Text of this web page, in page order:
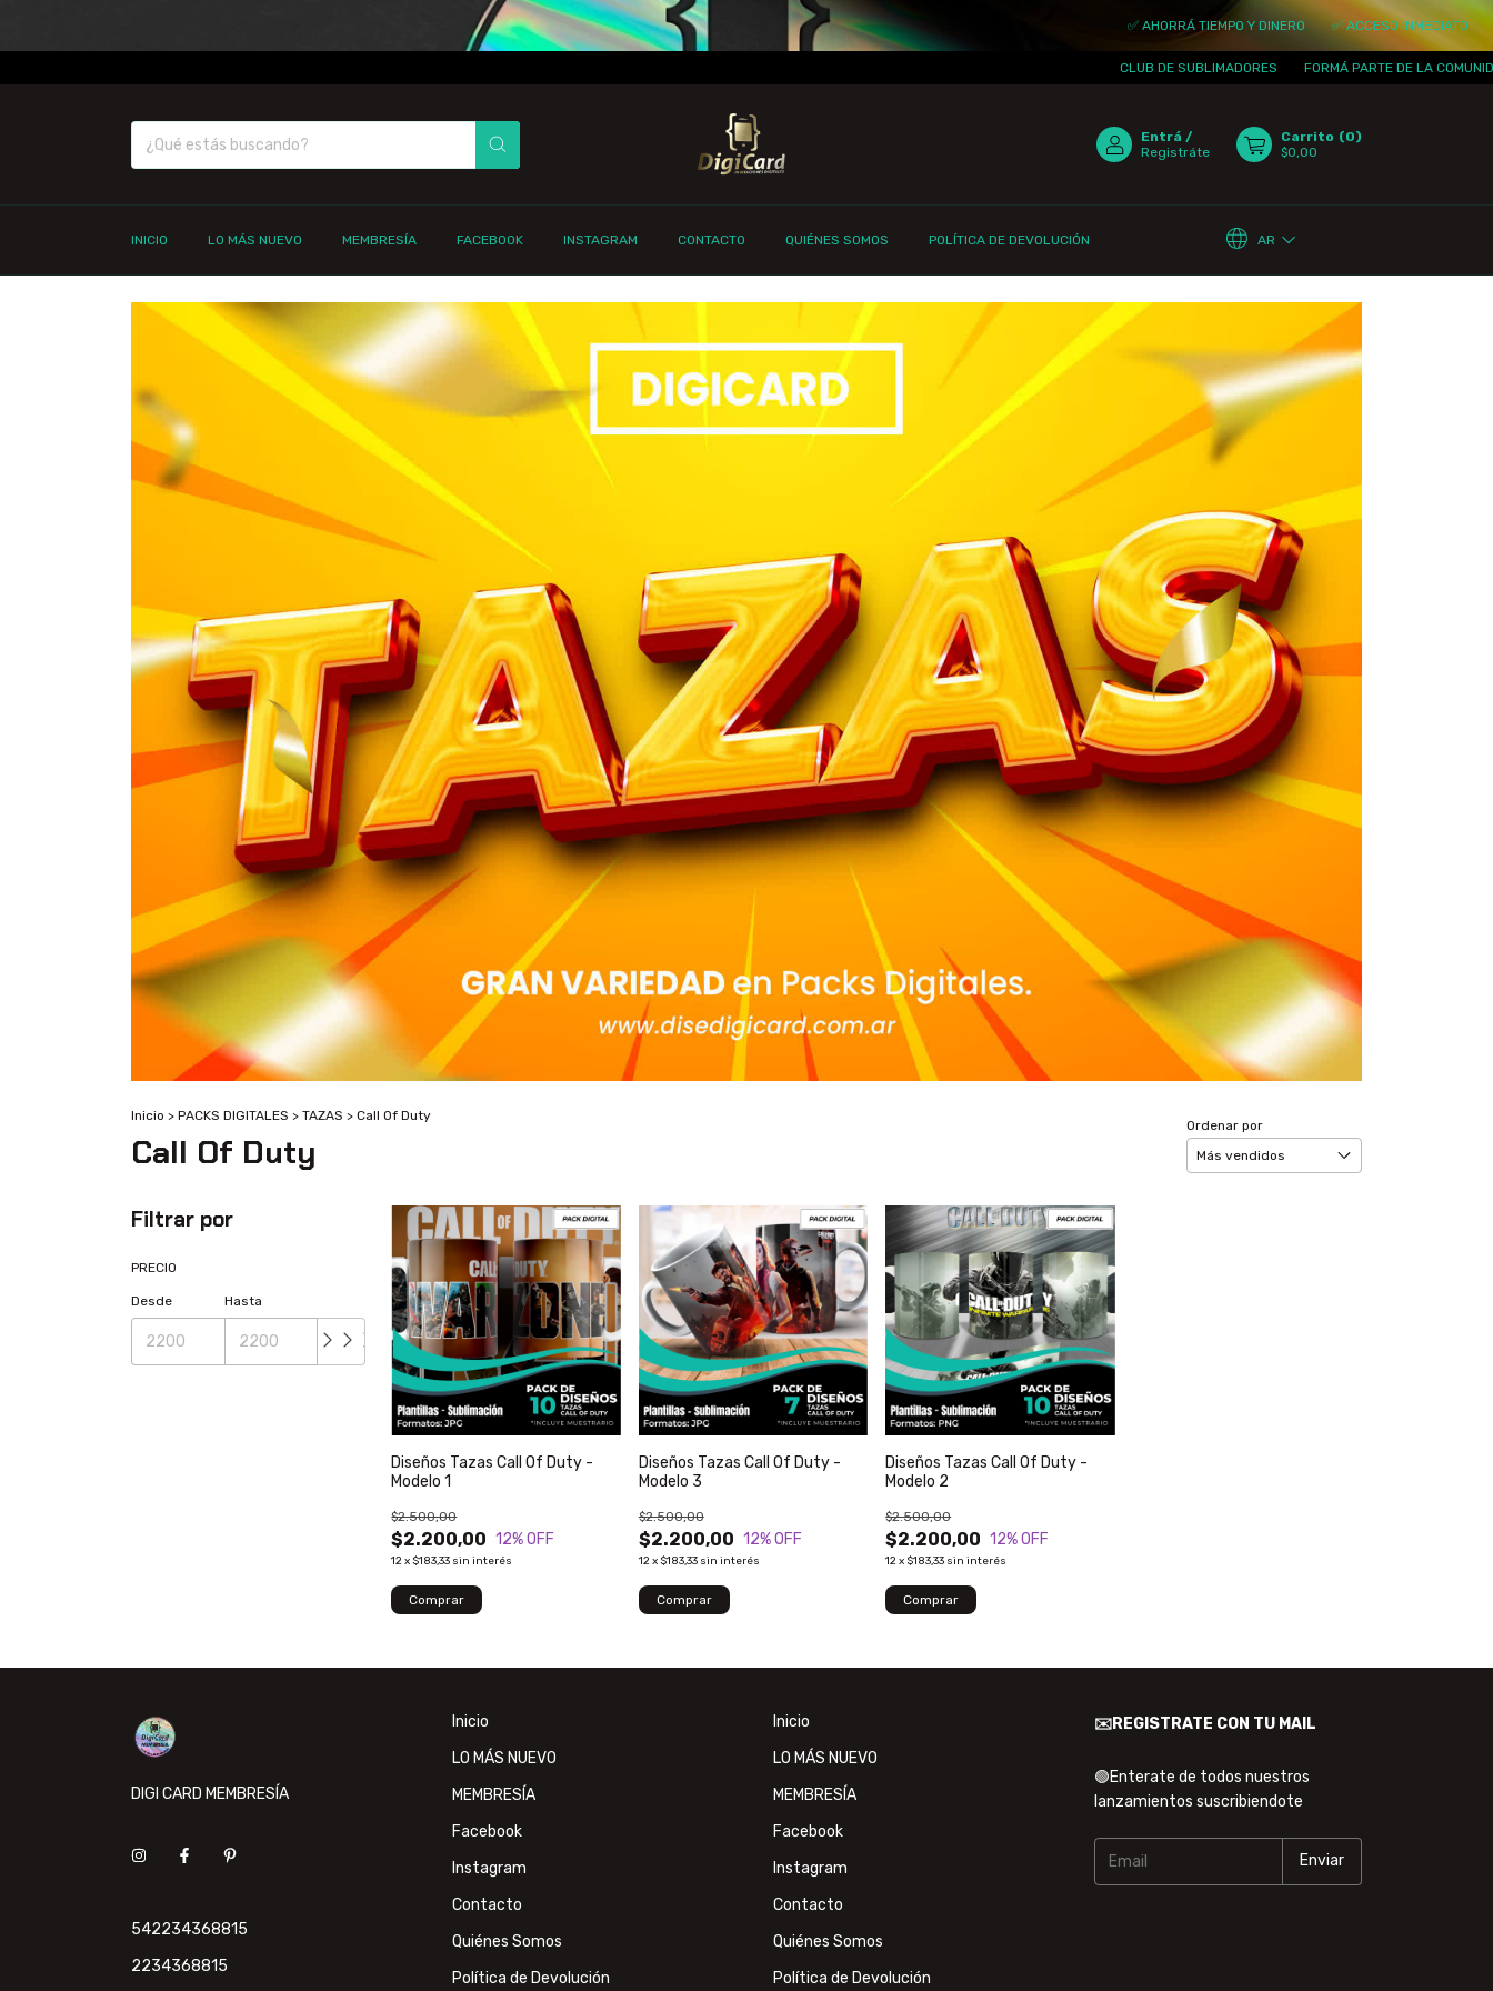
✅ AHORRÁ TIEMPO Y DINERO ✅ ACCESO INMEDIATO ✅
CLUB DE SUBLIMADORES FORMÁ PARTE DE LA COMUNIDAD ¡TE
Entrá /
Registráte
Carrito (0)
$0,00
INICIO LO MÁS NUEVO MEMBRESÍA FACEBOOK INSTAGRAM CONTACTO QUIÉNES SOMOS POLÍTICA DE DEVOLUCIÓN AR
Inicio > PACKS DIGITALES > TAZAS > Call Of Duty
Call Of Duty
Ordenar por
Filtrar por
PRECIO
Desde Hasta
Diseños Tazas Call Of Duty -
Modelo 1
$2.200,00
$2.500,00
12% OFF
12x $183,33 sin interés
Diseños Tazas Call Of Duty -
Modelo 3
$2.200,00
$2.500,00
12% OFF
12x $183,33 sin interés
Diseños Tazas Call Of Duty -
Modelo 2
$2.200,00
$2.500,00
12% OFF
12x $183,33 sin interés
DIGI CARD MEMBRESÍA
542234368815
2234368815
Inicio
LO MÁS NUEVO
MEMBRESÍA
Facebook
Instagram
Contacto
Quiénes Somos
Política de Devolución
Inicio
LO MÁS NUEVO
MEMBRESÍA
Facebook
Instagram
Contacto
Quiénes Somos
Política de Devolución
✉️REGISTRATE CON TU MAIL
🟢Enterate de todos nuestros
lanzamientos suscribiendote